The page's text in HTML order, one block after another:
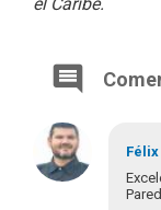
Félix